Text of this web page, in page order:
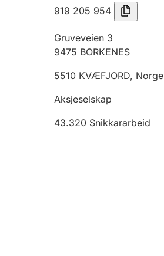
919 205 954
Gruveveien 3
9475 BORKENES
5510 KVÆFJORD, Norge
Aksjeselskap
43.320 Snikkararbeid